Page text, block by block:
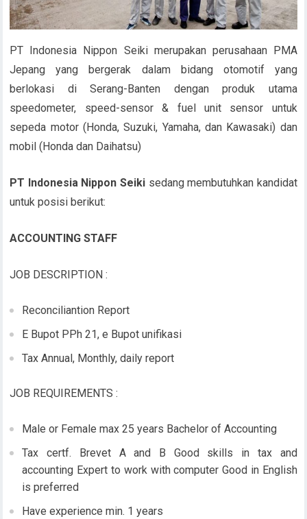
PT Indonesia Nippon Seiki merupakan perusahaan PMA
Jepang yang bergerak dalam bidang otomotif yang
berlokasi di Serang-Banten dengan produk utama
speedometer, speed-sensor & fuel unit sensor untuk
sepeda motor (Honda, Suzuki, Yamaha, dan Kawasaki) dan
mobil (Honda dan Daihatsu)
PT Indonesia Nippon Seiki sedang membutuhkan kandidat
untuk posisi berikut:
ACCOUNTING STAFF
JOB DESCRIPTION :
Reconciliantion Report
E Bupot PPh 21, e Bupot unifikasi
Tax Annual, Monthly, daily report
JOB REQUIREMENTS :
Male or Female max 25 years Bachelor of Accounting
Tax certf. Brevet A and B Good skills in tax and
accounting Expert to work with computer Good in English
is preferred
Have experience min. 1 years